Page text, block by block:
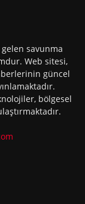
gelen savunma
Web sitesi,
güncel
bölgesel